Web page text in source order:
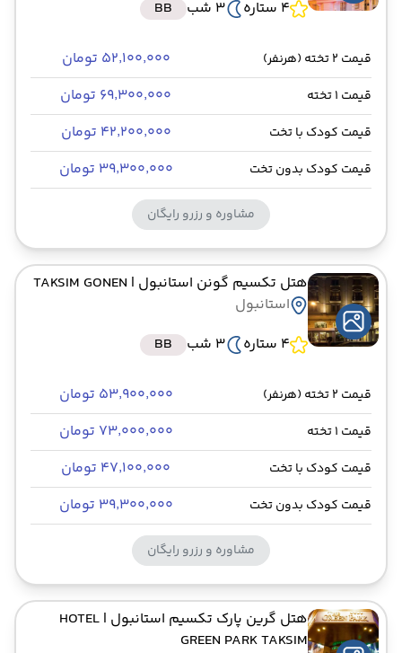
4 ستاره
3 شب BB
قیمت 2 تخته (هرنفر) ۵۲٬۱۰۰٬۰۰۰ تومان
قیمت 1 تخته ۶۹٬۳۰۰٬۰۰۰ تومان
قیمت کودک با تخت ۴۲٬۲۰۰٬۰۰۰ تومان
قیمت کودک بدون تخت ۳۹٬۳۰۰٬۰۰۰ تومان
مشاوره و رزرو رایگان
هتل تکسیم گونن استانبول | TAKSIM GONEN
استانبول
4 ستاره
3 شب BB
قیمت 2 تخته (هرنفر) ۵۳٬۹۰۰٬۰۰۰ تومان
قیمت 1 تخته ۷۳٬۰۰۰٬۰۰۰ تومان
قیمت کودک با تخت ۴۷٬۱۰۰٬۰۰۰ تومان
قیمت کودک بدون تخت ۳۹٬۳۰۰٬۰۰۰ تومان
مشاوره و رزرو رایگان
هتل گرین پارک تکسیم استانبول | HOTEL
GREEN PARK TAKSIM